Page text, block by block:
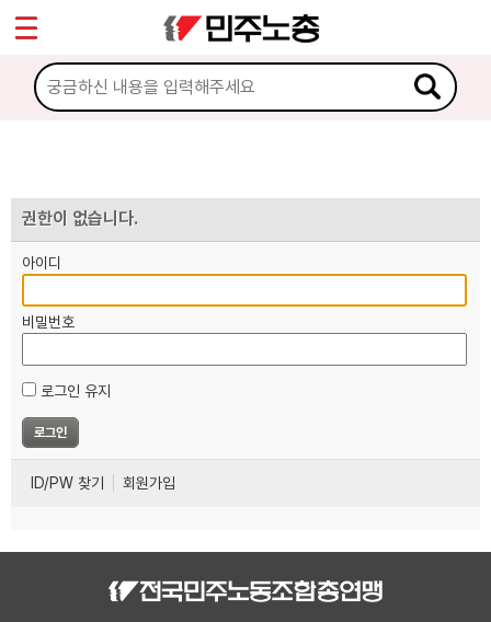
권한이 없습니다.
아이디
비밀번호
로그인 유지
ID/PW 찾기 회원가입
마이페이지
소개
노동상담
자료
부설기관
업무